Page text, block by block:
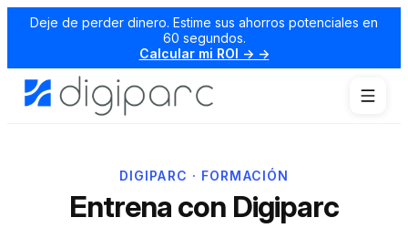
Deje de perder dinero. Estime sus ahorros potenciales en
60 segundos.
Calcular mi ROI → →
DIGIPARC · FORMACIÓN
Entrena con Digiparc